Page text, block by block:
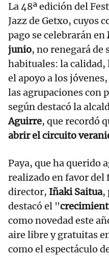
La 48ª edición del
Jazz de Getxo, cuyos
pago se celebrarán en
junio, no renegará de
habituales: la
el apoyo a los
las agrupaciones con
según destacó la
Aguirre, que recordó
abrir el circuito
Paya, que ha querido
realizado en favor del
director, Iñaki Saitua,
destacó el "
como novedad este
aire libre y gratuitas
como el espectáculo